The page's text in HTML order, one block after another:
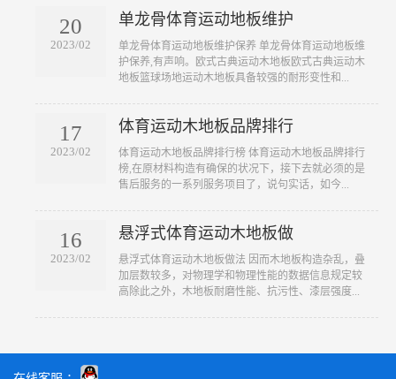
20
2023/02
单龙骨体育运动地板维护
​单龙骨体育运动地板维护保养 单龙骨体育运动地板维
护保养,有声响。欧式古典运动木地板欧式古典运动木
地板篮球场地运动木地板具备较强的耐形变性和...
17
2023/02
体育运动木地板品牌排行
​体育运动木地板品牌排行榜 体育运动木地板品牌排行
榜,在原材料构造有确保的状况下，接下去就必须的是
售后服务的一系列服务项目了，说句实话，如今...
16
2023/02
悬浮式体育运动木地板做
​悬浮式体育运动木地板做法 因而木地板构造杂乱，叠
加层数较多，对物理学和物理性能的数据信息规定较
高除此之外，木地板耐磨性能、抗污性、漆层强度...